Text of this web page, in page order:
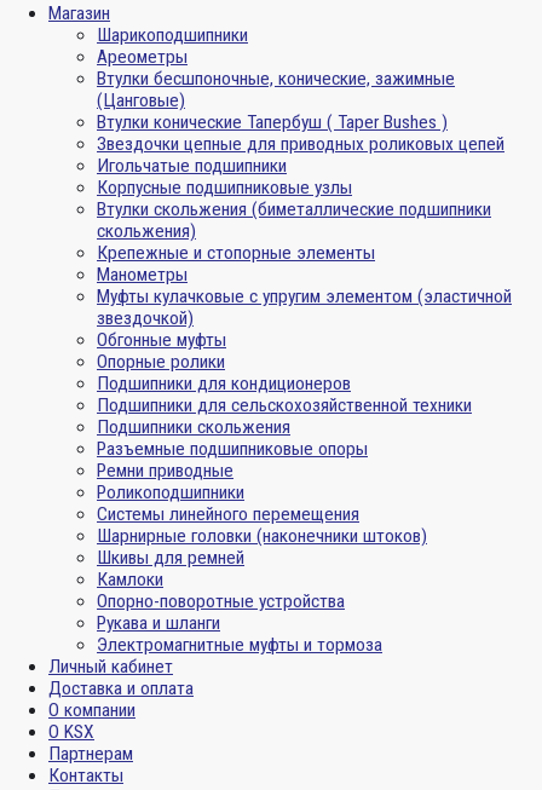
Магазин
Шарикоподшипники
Ареометры
Втулки бесшпоночные, конические, зажимные
(Цанговые)
Втулки конические Тапербуш ( Taper Bushes )
Звездочки цепные для приводных роликовых цепей
Игольчатые подшипники
Корпусные подшипниковые узлы
Втулки скольжения (биметаллические подшипники
скольжения)
Крепежные и стопорные элементы
Манометры
Муфты кулачковые с упругим элементом (эластичной
звездочкой)
Обгонные муфты
Опорные ролики
Подшипники для кондиционеров
Подшипники для сельскохозяйственной техники
Подшипники скольжения
Разъемные подшипниковые опоры
Ремни приводные
Роликоподшипники
Системы линейного перемещения
Шарнирные головки (наконечники штоков)
Шкивы для ремней
Камлоки
Опорно-поворотные устройства
Рукава и шланги
Электромагнитные муфты и тормоза
Личный кабинет
Доставка и оплата
О компании
О KSX
Партнерам
Контакты